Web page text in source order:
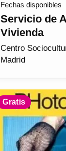
Fechas disponibles
Servicio de
Vivienda
Centro
Madrid
Gratis